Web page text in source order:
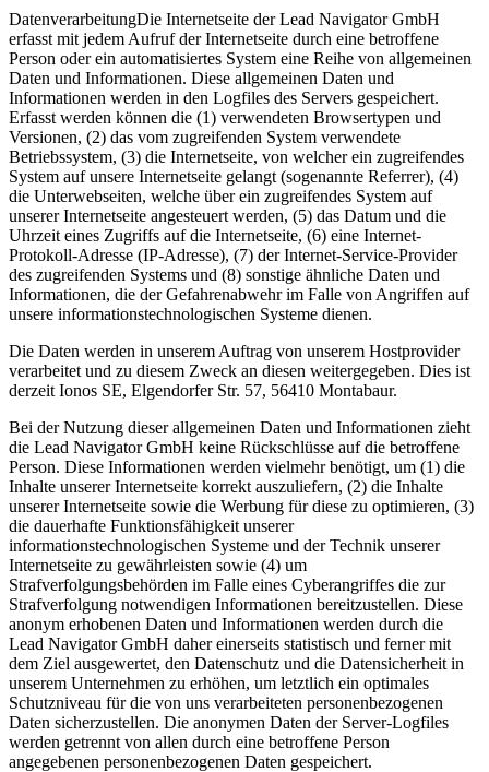
DatenverarbeitungDie Internetseite der Lead Navigator GmbH
erfasst mit jedem Aufruf der Internetseite durch eine betroffene
Person oder ein automatisiertes System eine Reihe von allgemeinen
Daten und Informationen. Diese allgemeinen Daten und
Informationen werden in den Logfiles des Servers gespeichert.
Erfasst werden können die (1) verwendeten Browsertypen und
Versionen, (2) das vom zugreifenden System verwendete
Betriebssystem, (3) die Internetseite, von welcher ein zugreifendes
System auf unsere Internetseite gelangt (sogenannte Referrer), (4)
die Unterwebseiten, welche über ein zugreifendes System auf
unserer Internetseite angesteuert werden, (5) das Datum und die
Uhrzeit eines Zugriffs auf die Internetseite, (6) eine Internet-
Protokoll-Adresse (IP-Adresse), (7) der Internet-Service-Provider
des zugreifenden Systems und (8) sonstige ähnliche Daten und
Informationen, die der Gefahrenabwehr im Falle von Angriffen auf
unsere informationstechnologischen Systeme dienen.
Die Daten werden in unserem Auftrag von unserem Hostprovider
verarbeitet und zu diesem Zweck an diesen weitergegeben. Dies ist
derzeit Ionos SE, Elgendorfer Str. 57, 56410 Montabaur.
Bei der Nutzung dieser allgemeinen Daten und Informationen zieht
die Lead Navigator GmbH keine Rückschlüsse auf die betroffene
Person. Diese Informationen werden vielmehr benötigt, um (1) die
Inhalte unserer Internetseite korrekt auszuliefern, (2) die Inhalte
unserer Internetseite sowie die Werbung für diese zu optimieren, (3)
die dauerhafte Funktionsfähigkeit unserer
informationstechnologischen Systeme und der Technik unserer
Internetseite zu gewährleisten sowie (4) um
Strafverfolgungsbehörden im Falle eines Cyberangriffes die zur
Strafverfolgung notwendigen Informationen bereitzustellen. Diese
anonym erhobenen Daten und Informationen werden durch die
Lead Navigator GmbH daher einerseits statistisch und ferner mit
dem Ziel ausgewertet, den Datenschutz und die Datensicherheit in
unserem Unternehmen zu erhöhen, um letztlich ein optimales
Schutzniveau für die von uns verarbeiteten personenbezogenen
Daten sicherzustellen. Die anonymen Daten der Server-Logfiles
werden getrennt von allen durch eine betroffene Person
angegebenen personenbezogenen Daten gespeichert.